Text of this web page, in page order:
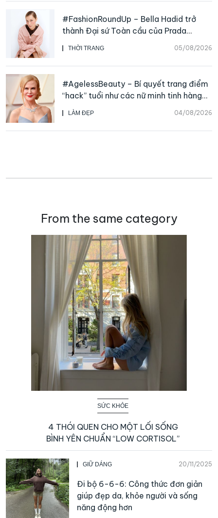
THỜI TRANG 05/08/2026
#FashionRoundUp – Bella Hadid trở
thành Đại sứ Toàn cầu của Prada
Beauty, CHANEL mua lại Charvet
LÀM ĐẸP 04/08/2026
#AgelessBeauty – Bí quyết trang điểm
“hack” tuổi như các nữ minh tinh hàng
đầu
From the same category
SỨC KHỎE
4 THÓI QUEN CHO MỘT LỐI SỐNG
BÌNH YÊN CHUẨN “LOW CORTISOL”
GIỮ DÁNG 20/11/2025
Đi bộ 6-6-6: Công thức đơn giản
giúp đẹp da, khỏe người và sống
năng động hơn